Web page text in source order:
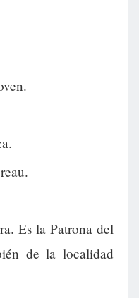
Es la Patrona del
de la localidad